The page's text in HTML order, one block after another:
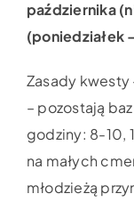
października
(poniedziałek
Zasady
– pozostają
godziny: 8-10,
na małych
młodzieżą